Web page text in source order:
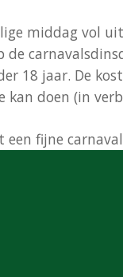
middag vol
18 jaar. De
doen (in
fijne